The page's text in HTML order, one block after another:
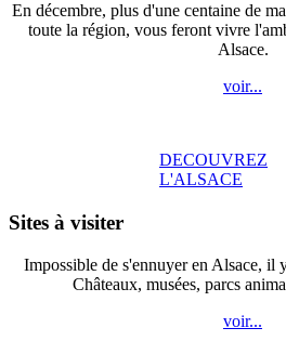
En décembre, plus d'une centaine de
toute la région, vous feront vivre
Alsace.
voir...
DECOUVREZ
L'ALSACE
Sites à visiter
Impossible de s'ennuyer en Alsace, il
Châteaux, musées, parcs
voir...